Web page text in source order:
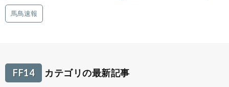
馬鳥速報
FF14 カテゴリの最新記事